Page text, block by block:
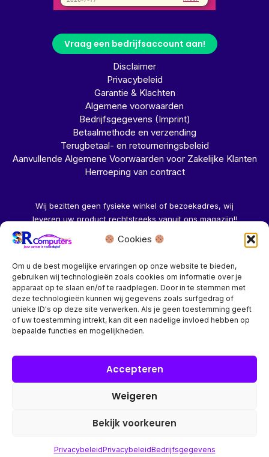
Cookies
Om u de best mogelijke ervaringen op onze website te bieden,
gebruiken wij technologieën zoals cookies om informatie over je
apparaat op te slaan en/of te raadplegen. Door in te stemmen met
deze technologieën kunnen wij gegevens zoals surfgedrag of
unieke ID's op deze site verwerken. Als je geen toestemming geeft
of uw toestemming intrekt, kan dit een nadelige invloed hebben op
bepaalde functies en mogelijkheden.
Accepteren
Weigeren
Bekijk voorkeuren
PrivacybeleidPrivacybeleidBedrijfsgegevens
Vraag een bedrijfsaccount aan!
Disclaimer
Privacybeleid
Garantie & Klachten
Algemene voorwaarden
Bedrijfsgegevens (Imprint)
Betaalmethode en verzending
Terugbetaal- en retourneringsbeleid
Aanvullende Algemene Voorwaarden voor Zakelijke Klanten
Herroeping van contract
Wij bezitten geen fysieke winkel of bezoekadres, wij
leveren uw product rechtstreeks vanuit ons magazijn!!
Herroeping aanvragen →
Bedrijf? vraag een account aan voor speciale prijzen!
groothandel account, dan worden automatisch alle prijzen